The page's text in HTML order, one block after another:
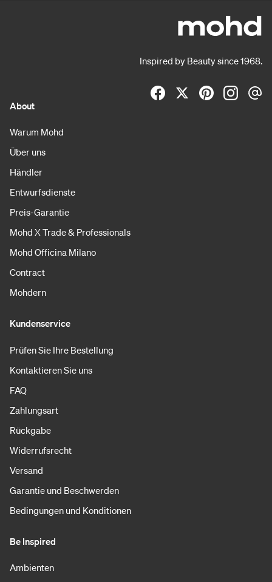
Inspired by Beauty since 1968.
About
Warum Mohd
Über uns
Händler
Entwurfsdienste
Preis-Garantie
Mohd X Trade & Professionals
Mohd Officina Milano
Contract
Mohdern
Kundenservice
Prüfen Sie Ihre Bestellung
Kontaktieren Sie uns
FAQ
Zahlungsart
Rückgabe
Widerrufsrecht
Versand
Garantie und Beschwerden
Bedingungen und Konditionen
Be Inspired
Ambienten